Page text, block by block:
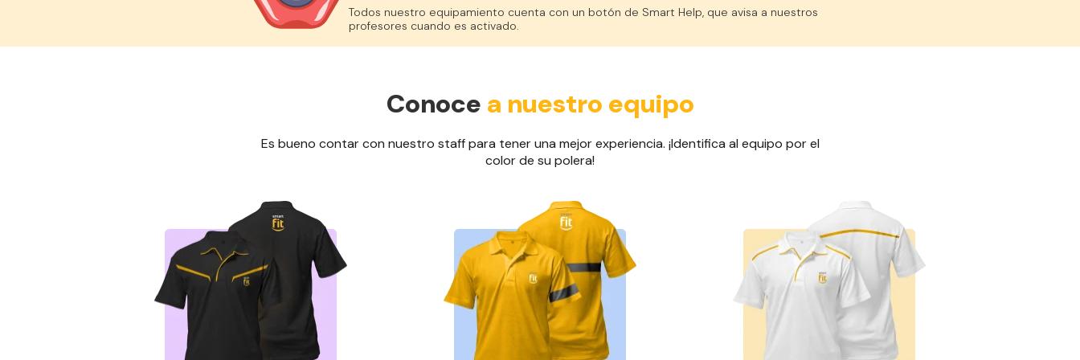
Todos nuestro equipamiento cuenta con un botón de Smart Help, que avisa a nuestros
profesores cuando es activado.
Conoce a nuestro equipo
Es bueno contar con nuestro staff para tener una mejor experiencia. ¡Identifica al equipo por el
color de su polera!